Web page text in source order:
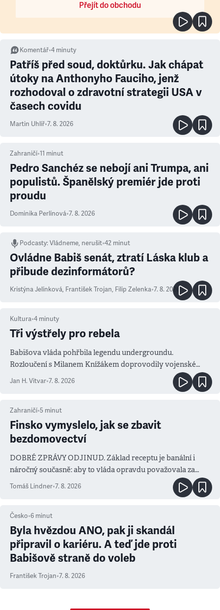
Přejít do obchodu
Komentář•4 minuty
Patříš před soud, doktůrku. Jak chápat
útoky na Anthonyho Fauciho, jenž
rozhodoval o zdravotní strategii USA v
časech covidu
Martin Uhlíř•7. 8. 2026
Zahraničí•11 minut
Pedro Sanchéz se nebojí ani Trumpa, ani
populistů. Španělský premiér jde proti
proudu
Dominika Perlínová•7. 8. 2026
Podcasty:Vládneme, nerušit•42 minut
Ovládne Babiš senát, ztratí Láska klub a
přibude dezinformátorů?
Kristýna Jelínková, František Trojan, Filip Zelenka•7. 8. 2026
Kultura•4 minuty
Tři výstřely pro rebela
Babišova vláda pohřbila legendu undergroundu.
Rozloučení s Milanem Knížákem doprovodily vojenské
salvy i kritika pokrokářů
Jan H. Vitvar•7. 8. 2026
Zahraničí•5 minut
Finsko vymyslelo, jak se zbavit
bezdomovectví
DOBRÉ ZPRÁVY ODJINUD. Základ receptu je banální i
náročný současně: aby to vláda opravdu považovala za
prioritu
Tomáš Lindner•7. 8. 2026
Česko•6 minut
Byla hvězdou ANO, pak ji skandál
připravil o kariéru. A teď jde proti
Babišově straně do voleb
František Trojan•7. 8. 2026